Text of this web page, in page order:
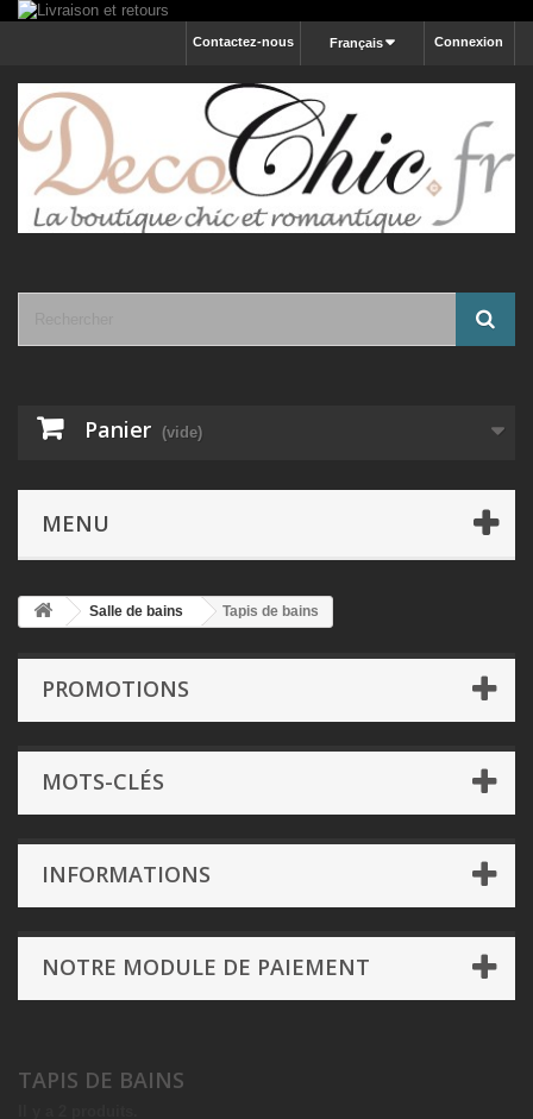
Connexion
Français
Contactez-nous
Panier (vide)
MENU
Salle de bains Tapis de bains
PROMOTIONS
MOTS-CLÉS
INFORMATIONS
NOTRE MODULE DE PAIEMENT
TAPIS DE BAINS